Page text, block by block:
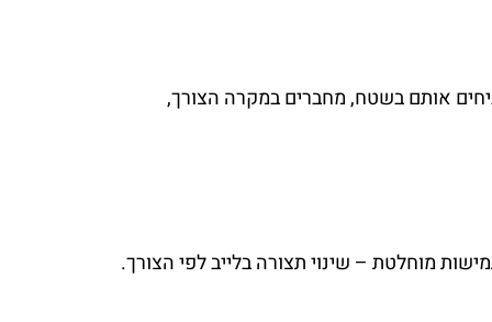
אותם בשטח, מחברים במקרה הצורך,
מוחלטת – שינוי תצורה בלייב לפי הצורך.